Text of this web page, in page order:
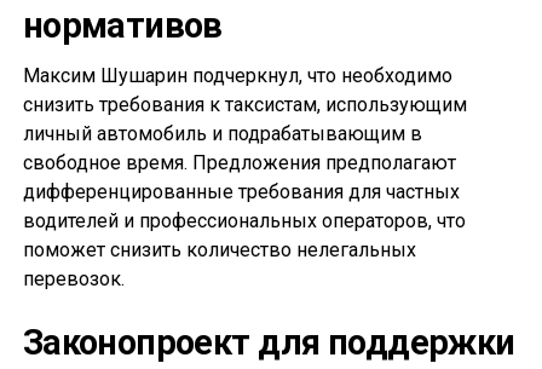
нормативов
Максим Шушарин подчеркнул, что необходимо
снизить требования к таксистам, использующим
личный автомобиль и подрабатывающим в
свободное время. Предложения предполагают
дифференцированные требования для частных
водителей и профессиональных операторов, что
поможет снизить количество нелегальных
перевозок.
Законопроект для поддержки